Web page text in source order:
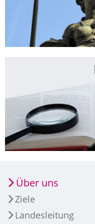
Über uns
Ziele
Landesleitung